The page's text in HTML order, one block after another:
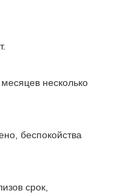
несколько
беспокойства
срок,